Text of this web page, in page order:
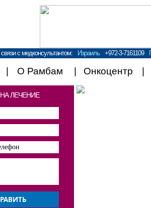
с медконсультантом: Израиль +972-3-7161109
О Рамбам Онкоцентр
ЛЕЧЕНИЕ